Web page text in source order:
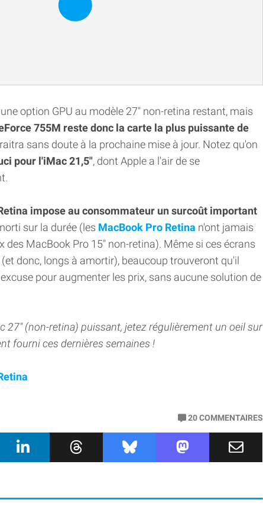
option GPU au modèle 27" non-retina restant, mais
755M reste donc la carte la plus puissante de
sans doute à la prochaine mise à jour. Notez qu'on
pour l'iMac 21,5", dont Apple a l'air de se
impose au consommateur un surcoût important
sur la durée (les MacBook Pro Retina n'ont jamais
des MacBook Pro 15" non-retina). Même si ces écrans
donc, longs à amortir), beaucoup trouveront qu'il
pour augmenter les prix, sans aucune solution de
27" (non-retina) puissant, jetez régulièrement un oeil sur
fourni ces dernières semaines !
20COMMENTAIRES